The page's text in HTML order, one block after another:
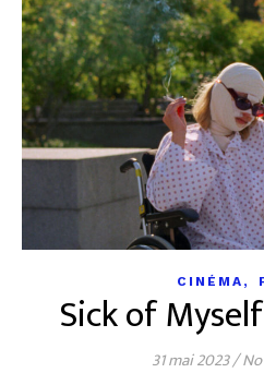
CINÉMA ,
Sick of
31 mai 2023/